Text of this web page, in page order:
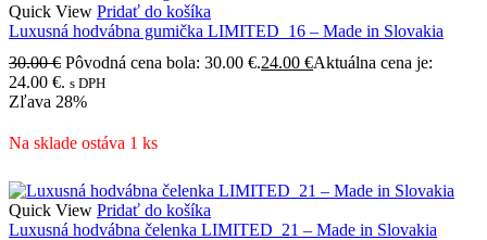
Quick View Pridať do košíka
Luxusná hodvábna gumička LIMITED_16 – Made in Slovakia
30.00€ Pôvodná cena bola: 30.00 €.24.00 €Aktuálna cena je:
24.00 €. s DPH
Zľava 28%
Na sklade ostáva 1 ks
Quick View Pridať do košíka
Luxusná hodvábna čelenka LIMITED_21 – Made in Slovakia